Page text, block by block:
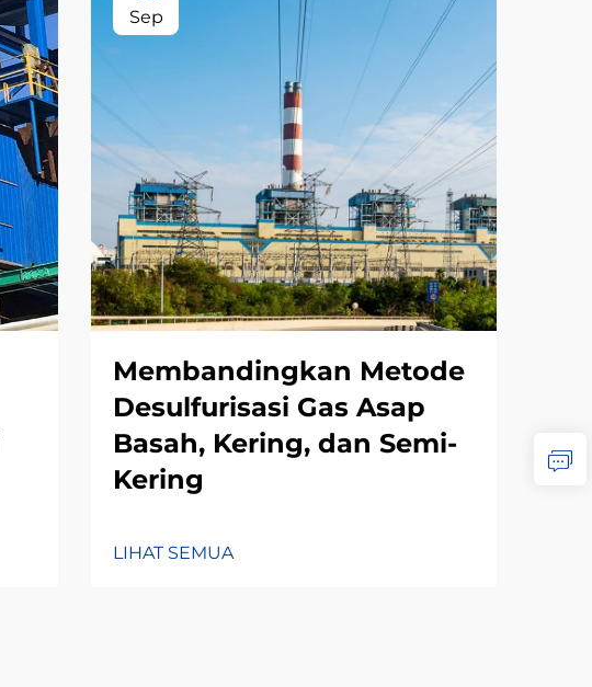
Sep
Membandingkan Metode
Desulfurisasi Gas Asap
Basah, Kering, dan Semi-
Kering
LIHAT SEMUA